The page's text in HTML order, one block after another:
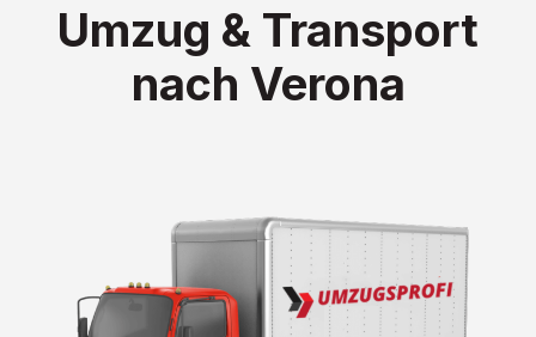
Umzug & Transport
nach Verona